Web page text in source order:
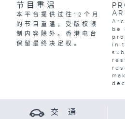
节目重温
本平台提供过往12个月
的节目重温，受版权限
制内容除外。香港电台
保留最终决定权。
be
in
交 通